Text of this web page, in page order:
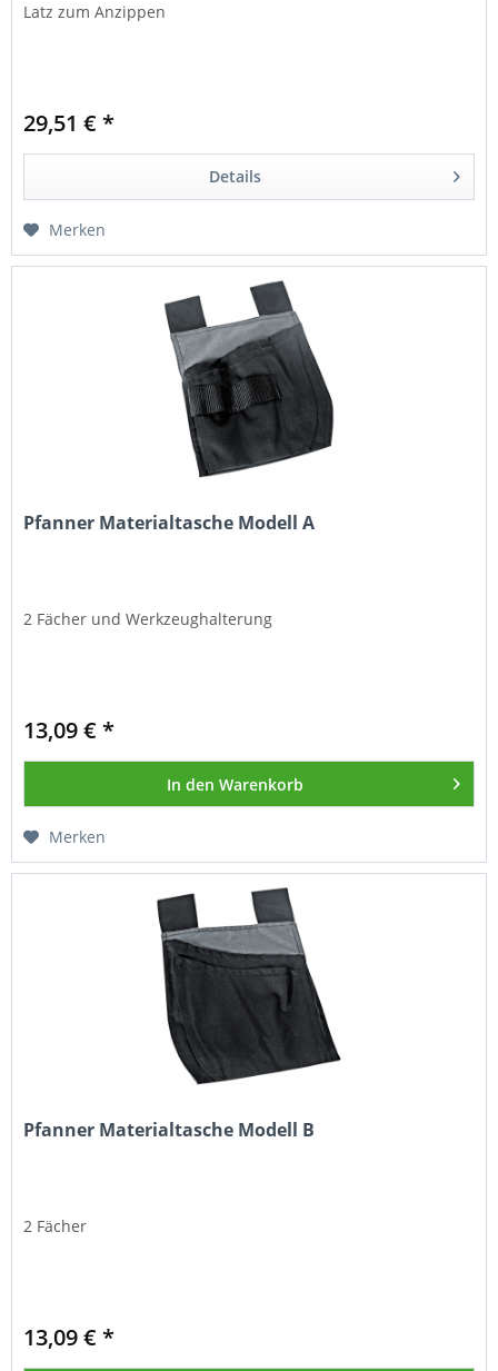
Latz zum Anzippen
29,51 € *
Details
Merken
Pfanner Materialtasche Modell A
2 Fächer und Werkzeughalterung
13,09 € *
In den Warenkorb
Merken
Pfanner Materialtasche Modell B
2 Fächer
13,09 € *